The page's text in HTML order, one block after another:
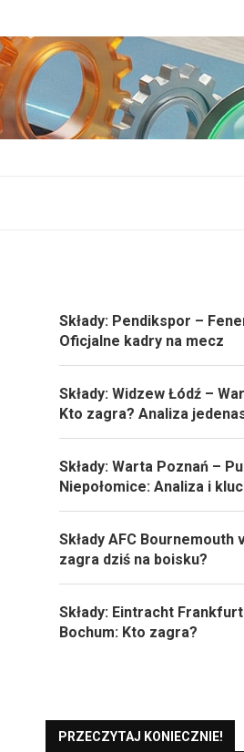
Składy: Pendikspor –
Oficjalne kadry na mecz
Składy: Widzew Łódź –
Kto zagra? Analiza
Składy: Warta Poznań –
Niepołomice: Analiza i
Składy AFC Bournemouth
zagra dziś na boisku?
Składy: Eintracht
Bochum: Kto zagra?
PRZECZYTAJ KONIECZNIE!